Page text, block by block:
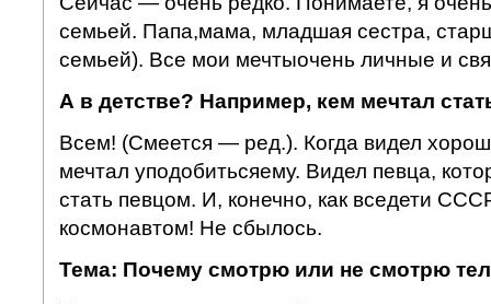
семьей. Папа,мама, младшая сестра,
семьей). Все мои мечтыочень личные и
А в детстве? Например, кем мечтал
Всем! (Смеется — ред.). Когда видел
мечтал уподобитьсяему. Видел певца,
стать певцом. И, конечно, как вседети
космонавтом! Не сбылось.
Тема: Почему смотрю или не смотрю